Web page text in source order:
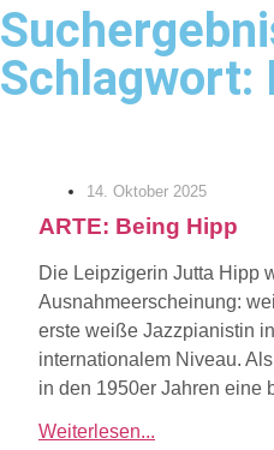
Schlagwort:
14. Oktober 2025
ARTE: Being Hipp
Die Leipzigerin Jutta Hipp
Ausnahmeerscheinung:
erste weiße Jazzpianistin
internationalem Niveau.
in den 1950er Jahren eine
Weiterlesen...